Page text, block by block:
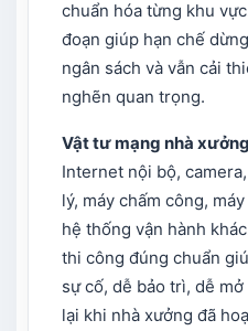
chuẩn hóa từng khu
đoạn giúp hạn chế
ngân sách và vẫn cải
nghẽn quan trọng.
Vật tư mạng nhà xưởng
Internet nội bộ,
lý, máy chấm công,
hệ thống vận hành
thi công đúng chuẩn
sự cố, dễ bảo trì, dễ
lại khi nhà xưởng đã